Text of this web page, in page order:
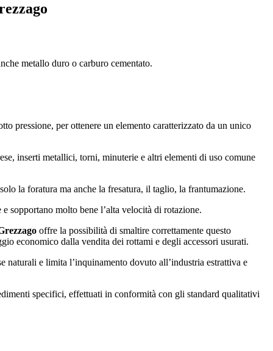
metallo duro o carburo cementato.
pressione, per ottenere un elemento caratterizzato da un unico
inserti metallici, torni, minuterie e altri elementi di uso comune
la foratura ma anche la fresatura, il taglio, la frantumazione.
sopportano molto bene l’alta velocità di rotazione.
offre la possibilità di smaltire correttamente questo
economico dalla vendita dei rottami e degli accessori usurati.
naturali e limita l’inquinamento dovuto all’industria estrattiva e
specifici, effettuati in conformità con gli standard qualitativi